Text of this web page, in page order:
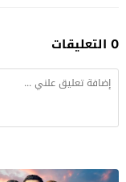
0 التعليقات